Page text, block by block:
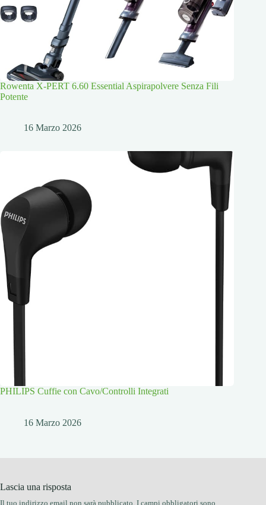
Rowenta X-PERT 6.60 Essential Aspirapolvere Senza Fili
Potente
16 Marzo 2026
PHILIPS Cuffie con Cavo/Controlli Integrati
16 Marzo 2026
Lascia una risposta
Il tuo indirizzo email non sarà pubblicato. I campi obbligatori sono